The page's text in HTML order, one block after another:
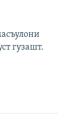
гузашт.